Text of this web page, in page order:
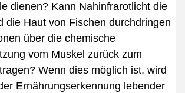
dienen? Kann Nahinfrarotlicht die
die Haut von Fischen durchdringen
über die chemische
vom Muskel zurück zum
Wenn dies möglich ist, wird
Ernährungserkennung lebender